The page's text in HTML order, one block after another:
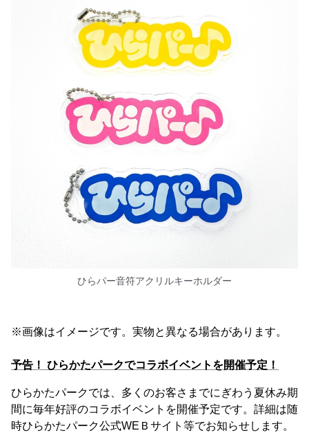
ひらパー音符アクリルキーホルダー
※画像はイメージです。実物と異なる場合があります。
予告！ ひらかたパークでコラボイベントを開催予定！
ひらかたパークでは、多くのお客さまでにぎわう夏休み期
間に毎年好評のコラボイベントを開催予定です。詳細は随
時ひらかたパーク公式WEＢサイト等でお知らせします。